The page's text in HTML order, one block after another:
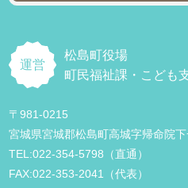
運営
松島町役場
町民福祉課・こども
〒981-0215
宮城県宮城郡松島町高城字帰命院
TEL:022-354-5798（直通）
FAX:022-353-2041（代表）